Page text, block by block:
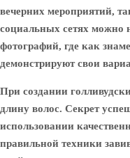
вечерних мероприятий,
социальных сетях можно
фотографий, где как
демонстрируют свои
При создании
длину волос. Секрет
использовании
правильной техники